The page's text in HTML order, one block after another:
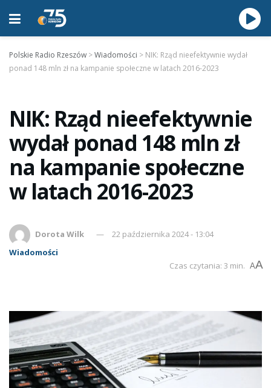
Polskie Radio Rzeszów >Wiadomości > NIK: Rząd nieefektywnie wydał
ponad 148 mln zł na kampanie społeczne w latach 2016-2023
NIK: Rząd nieefektywnie
wydał ponad 148 mln zł
na kampanie społeczne
w latach 2016-2023
Dorota Wilk
22 października 2024 - 13:04
Wiadomości
Czas czytania: 3 min. AA